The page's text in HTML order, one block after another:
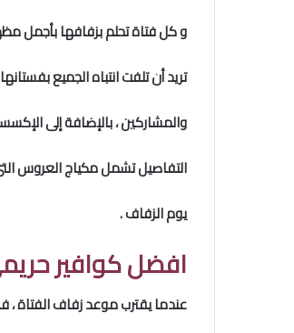
و كل فتاة تحلم بزفافها بأجمل
تريد أن تلفت انتباه الجميع
والمشاركين ، بالإضافة إلى
التفاصيل تشمل مكياج العروس
يوم الزفاف .
افضل كوافير
عندما يقترب موعد زفاف الفتاة ،